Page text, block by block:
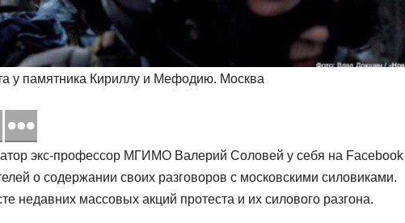
у памятника Кириллу и Мефодию. Москва
экс-профессор МГИМО Валерий Соловей у себя на Facebook
о содержании своих разговоров с московскими силовиками.
недавних массовых акций протеста и их силового разгона.